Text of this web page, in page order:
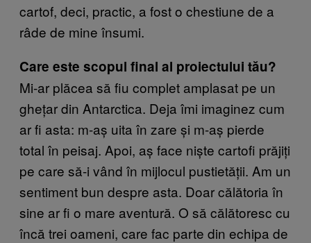
cartof, deci, practic, a fost o chestiune de a
râde de mine însumi.
Care este scopul final al proiectului tău?
Mi-ar plăcea să fiu complet amplasat pe un
ghețar din Antarctica. Deja îmi imaginez cum
ar fi asta: m-aș uita în zare și m-aș pierde
total în peisaj. Apoi, aș face niște cartofi prăjiți
pe care să-i vând în mijlocul pustietății. Am un
sentiment bun despre asta. Doar călătoria în
sine ar fi o mare aventură. O să călătoresc cu
încă trei oameni, care fac parte din echipa de